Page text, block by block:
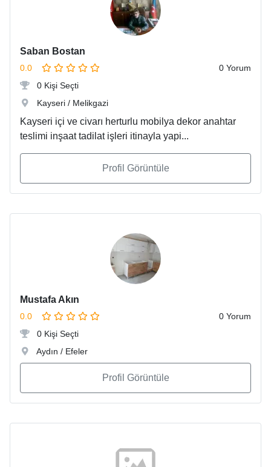
Saban Bostan
0.0
0 Yorum
0 Kişi Seçti
Kayseri / Melikgazi
Kayseri içi ve civarı herturlu mobilya dekor anahtar
teslimi inşaat tadilat işleri itinayla yapi...
Profil Görüntüle
Mustafa Akın
0.0
0 Yorum
0 Kişi Seçti
Aydın / Efeler
Profil Görüntüle